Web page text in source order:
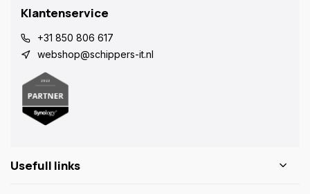
Klantenservice
+31 850 806 617
webshop@schippers-it.nl
Usefull links